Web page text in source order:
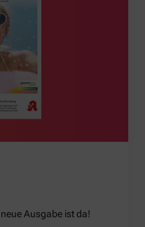
Ausgabe ist da!